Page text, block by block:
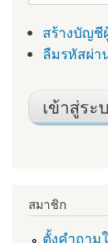
สร้างบัญชี
ลืมรหัสผ่า
สมาชิก
ตั้งคำถาม